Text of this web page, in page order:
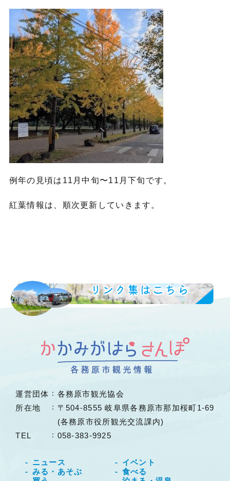
例年の見頃は11月中旬〜11月下旬です。
紅葉情報は、順次更新していきます。
リンク集はこちら
LINK
運営団体
各務原市観光協会
所在地
〒504-8555 岐阜県各務原市那加桜町1-69
(各務原市役所観光交流課内)
TEL
058-383-9925
ニュース
イベント
みる・あそぶ
食べる